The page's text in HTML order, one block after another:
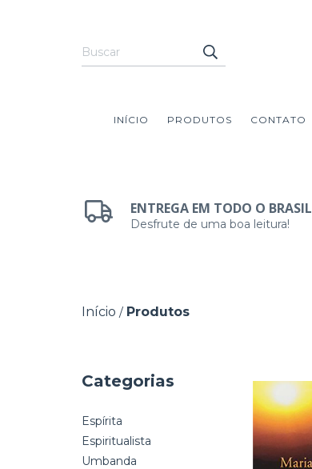
INÍCIO PRODUTOS CONTATO
ENTREGA EM TODO O BRASIL
Desfrute de uma boa leitura!
Início / Produtos
Categorias
Espírita
Espiritualista
Umbanda